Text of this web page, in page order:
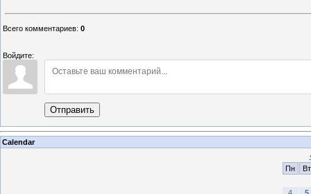
Всего комментариев: 0
Войдите:
Отправить
Calendar
Пн
Вт